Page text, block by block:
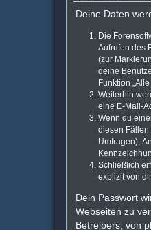
Deine Daten
Die
Aufrufen des
(zur
deine
Funktion
Weiterhin
eine E-Mail-
Wenn du
diesen Fällen
Umfragen),
Schließlich
explizit von
Dein Passwort
Webseiten zu
Betreibers, von